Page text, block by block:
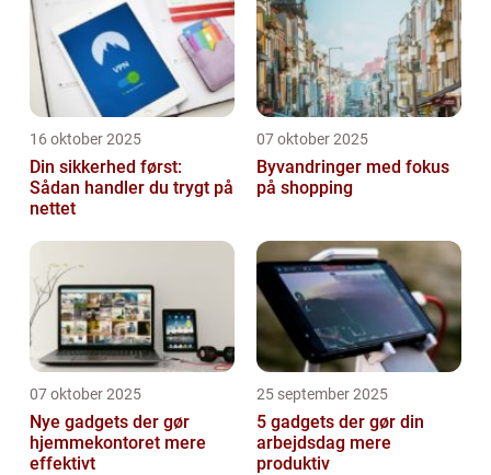
16 oktober 2025
Din sikkerhed først:
Sådan handler du trygt på
nettet
07 oktober 2025
Byvandringer med fokus
på shopping
07 oktober 2025
Nye gadgets der gør
hjemmekontoret mere
effektivt
25 september 2025
5 gadgets der gør din
arbejdsdag mere
produktiv